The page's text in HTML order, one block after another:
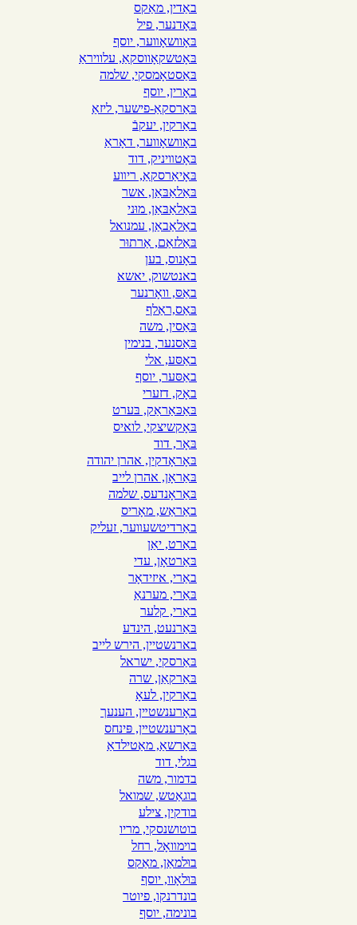
באַדין, מאַקס
בּאָדנער, פיל
בּאָוושאָװער, יוסף
בּאָטשקאָווסקאַ, עלוויראַ
בּאַסטאָמסקי, שלמה
באָרין, יוסף
בּאַרסקאַ-פישער, ליזאַ
באַרקין, יעקבֿ
באָוושאָווער, דאָראַ
בּאָטװיניק, דוד
בּאָיאַרסקאַ, ריװע
בּאַלאַבּאַן, אשר
בּאַלאַבּאַן, מוּני
באַלאַבאַן, עמנואל
בּאַלזאַם, אַרתוּר
באָנוס, בען
באנטשוק, יאשא
באַסּ, וואָרנער
בּאַס,ראַלף
בּאַסין, משה
בּאַסנער, בנימין
באַסּע, אלי
באַסּער, יוסף
באָק, דזערי
בּאַכּאַראַק, בּערט
בּאָקשיצקי, לואיס
בּאָר, דוד
בּאָראָדקין, אהרן יהודה
בּאַראָן, אהרן לייב
בּאַראָנדעס, שלמה
באַראַש, מאָריס
באַרדיטשעװער, זעליק
באַרט, יאַן
בּאַרטאָן, עדי
באַרי, איזידאָר
בּאַרי, מערנאַ
באַרי, קלער
בּאַרנעט, הינדע
בארנשטיין, הירש לייב
בּאַרסקי, ישראל
בּאַרקאַן, שרה
באַרקין, לעאָ
באָרענשטײן, הענעך
באָרענשטײן, פּינחס
בּאַרשאַ, מאַטילדאַ
בגלי, דוד
בדמור, משה
בוגאַטש, שמואל
בודקין, צילע
בוטושנסקי, מריו
בױמװאָל, רחל
בוּלמאַן, מאַקס
בּוּלאָוו, יוסף
בונדרנקו, פיוטר
בונימה, יוסף